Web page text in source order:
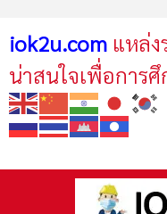
iok2u.com แหล่ง
น่าสนใจเพื่อการ